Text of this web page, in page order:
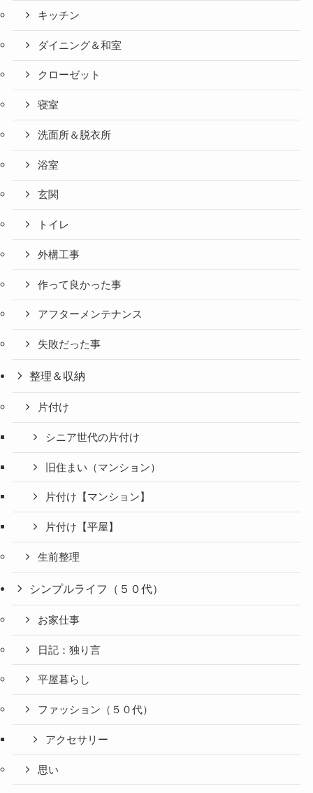
キッチン
ダイニング＆和室
クローゼット
寝室
洗面所＆脱衣所
浴室
玄関
トイレ
外構工事
作って良かった事
アフターメンテナンス
失敗だった事
整理＆収納
片付け
シニア世代の片付け
旧住まい（マンション）
片付け【マンション】
片付け【平屋】
生前整理
シンプルライフ（５０代）
お家仕事
日記：独り言
平屋暮らし
ファッション（５０代）
アクセサリー
思い